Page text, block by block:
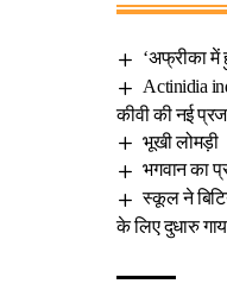
‘अफ्रीका में
Actinidia
कीवी की नई
भूखी लोमड़ी
भगवान का
स्कूल ने
के लिए दुधारु गाय